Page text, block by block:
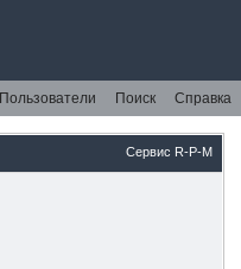
Пользователи Поиск Справка
Сервис R-P-M